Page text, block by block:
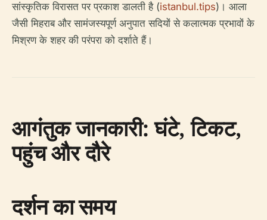
सांस्कृतिक विरासत पर प्रकाश डालती है (istanbul.tips)। आला
जैसी मिहराब और सामंजस्यपूर्ण अनुपात सदियों से कलात्मक प्रभावों के
मिश्रण के शहर की परंपरा को दर्शाते हैं।
आगंतुक जानकारी: घंटे, टिकट,
पहुंच और दौरे
दर्शन का समय